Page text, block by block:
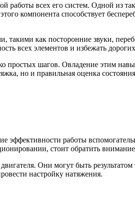
всех его систем. Одной из
компонента способствует
как посторонние звуки,
всех элементов и избежать
простых шагов. Овладение этим
но и правильная оценка
работы
стоит обратить
Они могут быть результатом
настройку натяжения.